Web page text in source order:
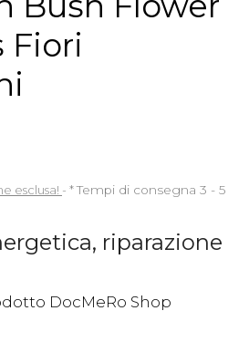
Fiori
esclusa! *Tempi di consegna 3 - 5
riparazione